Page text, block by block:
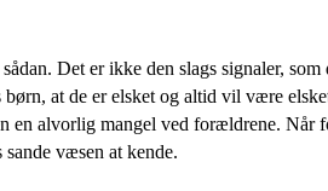
Det er ikke den slags signaler,
at de er elsket og altid vil være
en alvorlig mangel ved forældrene.
væsen at kende.